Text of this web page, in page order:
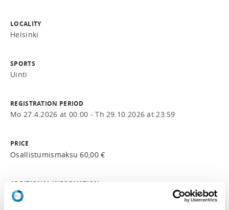
LOCALITY
Helsinki
SPORTS
Uinti
REGISTRATION PERIOD
Mo 27.4.2026 at 00:00 - Th 29.10.2026 at 23:59
PRICE
Osallistumismaksu 60,00 €
ADDITIONAL INFORMATION
Annimari Korhonen
koulutukset@uimaliitto.fi